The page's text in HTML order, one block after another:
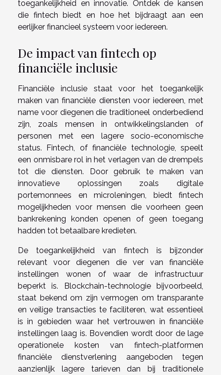
toegankelijkheid en innovatie. Ontdek de kansen
die fintech biedt en hoe het bijdraagt aan een
eerlijker financieel systeem voor iedereen.
De impact van fintech op
financiële inclusie
Financiële inclusie staat voor het toegankelijk
maken van financiële diensten voor iedereen, met
name voor diegenen die traditioneel onderbediend
zijn, zoals mensen in ontwikkelingslanden of
personen met een lagere socio-economische
status. Fintech, of financiële technologie, speelt
een onmisbare rol in het verlagen van de drempels
tot die diensten. Door gebruik te maken van
innovatieve oplossingen zoals digitale
portemonnees en microleningen, biedt fintech
mogelijkheden voor mensen die voorheen geen
bankrekening konden openen of geen toegang
hadden tot betaalbare kredieten.
De toegankelijkheid van fintech is bijzonder
relevant voor diegenen die ver van financiële
instellingen wonen of waar de infrastructuur
beperkt is. Blockchain-technologie bijvoorbeeld,
staat bekend om zijn vermogen om transparante
en veilige transacties te faciliteren, wat essentieel
is in gebieden waar het vertrouwen in financiële
instellingen laag is. Bovendien wordt door de lage
operationele kosten van fintech-platformen
financiële dienstverlening aangeboden tegen
aanzienlijk lagere tarieven dan bij traditionele